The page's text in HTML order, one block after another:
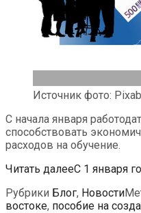
Источник фото:
С начала января
способствовать
расходов на обучение.
Читать далееС 1 января
Рубрики Блог, Новости
востоке, пособие на